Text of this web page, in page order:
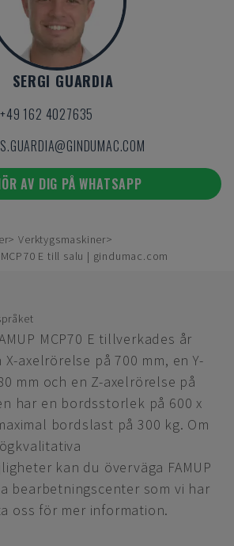
SERGI GUARDIA
+49 162 4027635
S.GUARDIA@GINDUMAC.COM
AV DIG PÅ WHATSAPP
Verktygsmaskiner
E till salu | gindumac.com
MCP70 E tillverkades år
axelrörelse på 700 mm, en Y-
mm och en Z-axelrörelse på
har en bordsstorlek på 600 x
bordslast på 300 kg. Om
kan du överväga FAMUP
bearbetningscenter som vi har
oss för mer information.